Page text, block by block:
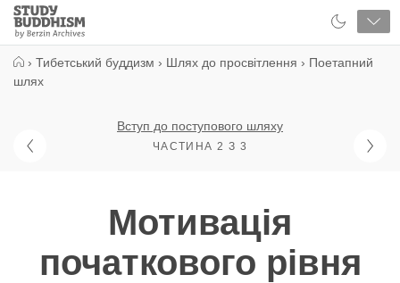
Close
Study
Buddhism
› Тибетський буддизм › Шлях до просвітлення › Поетапний
шлях
Вступ до поступового шляху
ЧАСТИНА 2 З 3
Мотивація
початкового рівня